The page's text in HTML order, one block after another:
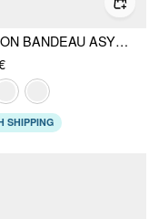
CHIFFON BANDEAU ASYM. LACE-UP WIDE LEG OVERALL MIT SCHAL
SHIPPING